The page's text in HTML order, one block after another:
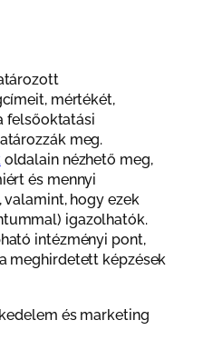
mértékét,
felsőoktatási
meg.
oldalain nézhető meg,
és mennyi
hogy ezek
igazolhatók.
intézményi pont,
meghirdetett képzések
és marketing